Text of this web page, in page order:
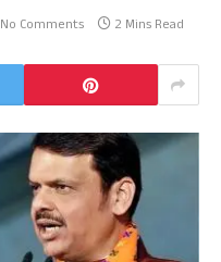
No Comments 2 Mins Read